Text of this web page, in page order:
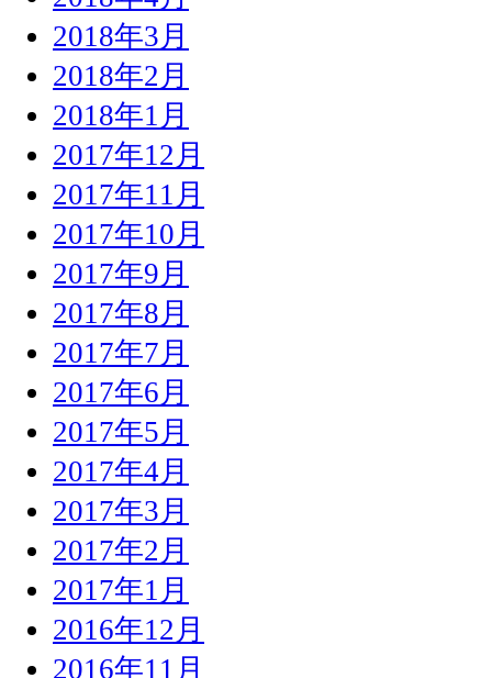
2018年3月
2018年2月
2018年1月
2017年12月
2017年11月
2017年10月
2017年9月
2017年8月
2017年7月
2017年6月
2017年5月
2017年4月
2017年3月
2017年2月
2017年1月
2016年12月
2016年11月